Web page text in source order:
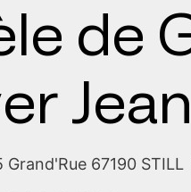
de
Grand'Rue 67190 STILL